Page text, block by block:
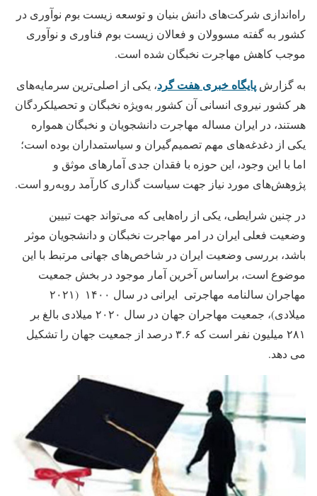
راه‌اندازی شرکت‌های دانش بنیان و توسعه زیست بوم نوآوری در
کشور به گفته مسوولان و فعالان زیست بوم فناوری و نوآوری
موجب کاهش مهاجرت نخبگان شده است.
به گزارش پایگاه خبری هفت گرد، ‌یکی از اصلی‌ترین سرمایه‌های
هر کشور نیروی انسانی آن کشور به‌ویژه نخبگان و تحصیلکردگان
هستند، در ایران مساله مهاجرت دانشجویان و نخبگان همواره
یکی از دغدغه‌های مهم تصمیم‌گیران و سیاستمداران بوده است؛
اما با این وجود، این حوزه با فقدان جدی آمارهای موثق و
پژوهش‌های مورد نیاز جهت سیاست گذاری کارآمد روبه‌رو است.
در چنین شرایطی، یکی از راه‌هایی که می‌تواند جهت تبیین
وضعیت فعلی ایران در امر مهاجرت نخبگان و دانشجویان موثر
باشد، بررسی وضعیت ایران در شاخص‌های جهانی مرتبط با این
موضوع است، براساس آخرین آمار موجود در بخش جمعیت
مهاجران سالنامه مهاجرتی ایرانی در سال ۱۴۰۰ (۲۰۲۱
میلادی)، جمعیت مهاجران جهان در سال ۲۰۲۰ میلادی بالغ بر
۲۸۱ میلیون نفر است که ۳.۶ درصد از جمعیت جهان را تشکیل
می دهد.